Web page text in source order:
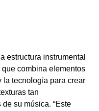
estructura instrumental
que combina elementos
la tecnología para crear
tan
su música. “Este